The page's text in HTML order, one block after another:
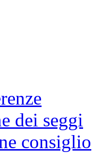
dei seggi
consiglio